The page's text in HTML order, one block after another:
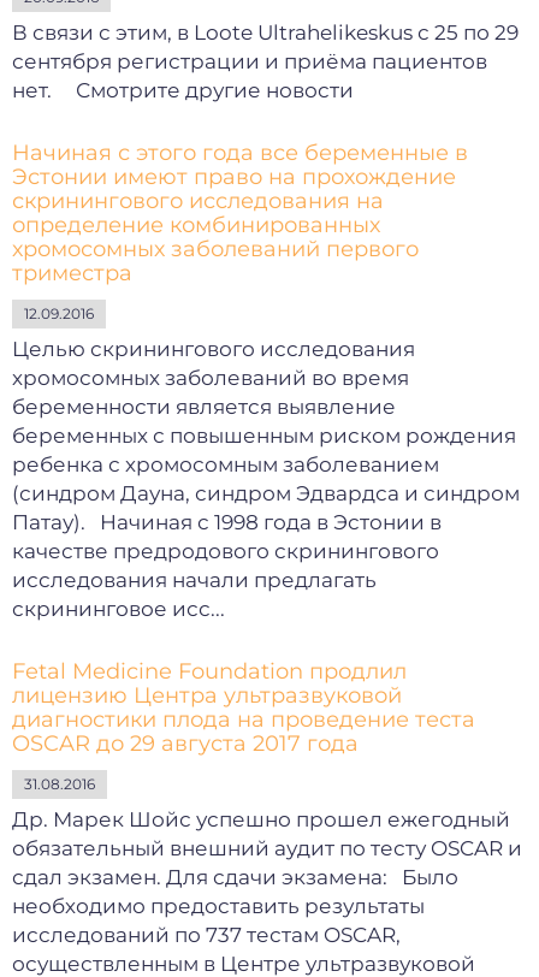
В связи с этим, в Loote Ultrahelikeskus с 25 по 29
сентября регистрации и приёма пациентов
нет. Смотрите другие новости
Начиная с этого года все беременные в
Эстонии имеют право на прохождение
скринингового исследования на
определение комбинированных
хромосомных заболеваний первого
триместра
12.09.2016
Целью скринингового исследования
хромосомных заболеваний во время
беременности является выявление
беременных с повышенным риском рождения
ребенка с хромосомным заболеванием
(синдром Дауна, синдром Эдвардса и синдром
Патау). Начиная с 1998 года в Эстонии в
качестве предродового скринингового
исследования начали предлагать
скрининговое исс...
Fetal Medicine Foundation продлил
лицензию Центра ультразвуковой
диагностики плода на проведение теста
OSCAR до 29 августа 2017 года
31.08.2016
Др. Марек Шойс успешно прошел ежегодный
обязательный внешний аудит по тесту OSCAR и
сдал экзамен. Для сдачи экзамена: Было
необходимо предоставить результаты
исследований по 737 тестам OSCAR,
осуществленным в Центре ультразвуковой